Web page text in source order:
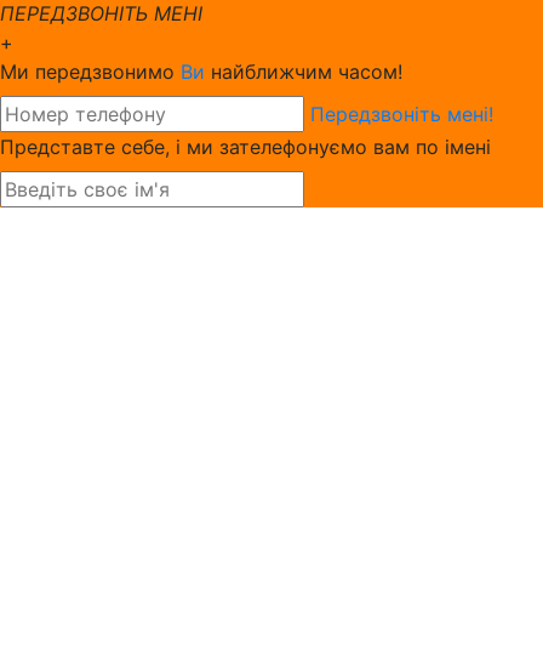
ПЕРЕДЗВОНІТЬ МЕНІ
+
Ми передзвонимо Ви найближчим часом!
Передзвоніть мені!
Представте себе, і ми зателефонуємо вам по імені